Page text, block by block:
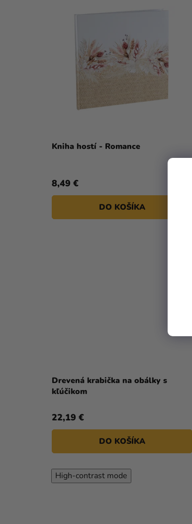
Kniha hostí - Romance
8,49 €
DO KOŠÍKA
Drevená krabička na obálky s
kľúčikom
22,19 €
DO KOŠÍKA
High-contrast mode